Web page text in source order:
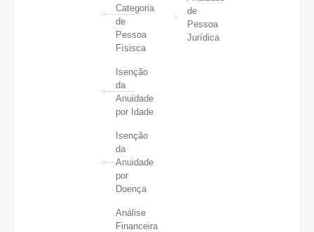
Categoria
de
Pessoa
Físisca
Isenção
da
Anuidade
por Idade
Isenção
da
Anuidade
por
Doença
Análise
Financeira
de
Pessoa
Jurídica